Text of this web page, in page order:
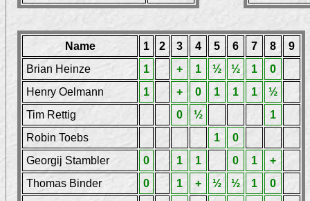
Name 1 2 3 4 5 6 7 8
9
Brian Heinze
1 + 1 ½ ½ 1
0
Henry Oelmann
1 + 0 1 1 1
½
Tim Rettig
0 ½
1
Robin Toebs
1
0
Georgij Stambler
0 1 1 0 1
+
Thomas Binder
0 1 + ½ ½ 1
0